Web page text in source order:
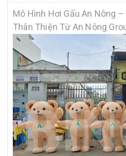
nhau, từ đại lý vật tư nông nghiệp
nghiệm. Độ bền vượt trội: Sử dụng chất liệu chuyên dụng chịu
được điều kiện thời tiết ngoài trời,
được form dáng chuẩn và màu sắc
Sự xuất hiện của dàn gấu hơi An
không gian quảng bá mà còn khẳng
nhiệt thành của nhãn hàng đối với sự
Việt Nam. BINGO – The Soul of
với Bingo để được hỗ trợ, tư vấn và
kênh sau: 📍 Địa chỉ: Số 23A, đường
12, TP. Hồ Chí Minh📞 Tư vấn & báo
946📦 Đặt thuê hoặc mua mascot có
Mô Hình Hơi Gấu An Nông
Thân Thiện Từ An Nông